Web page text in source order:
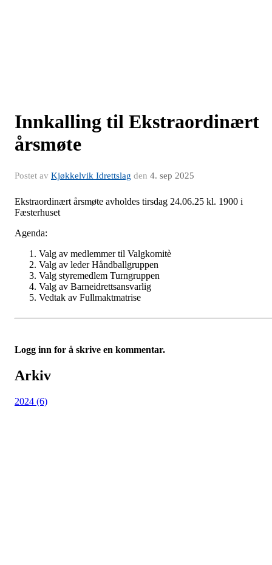
Innkalling til Ekstraordinært
årsmøte
Postet av Kjøkkelvik Idrettslag den 4. sep 2025
Ekstraordinært årsmøte avholdes tirsdag 24.06.25 kl. 1900 i
Fæsterhuset
Agenda:
Valg av medlemmer til Valgkomitè
Valg av leder Håndballgruppen
Valg styremedlem Turngruppen
Valg av Barneidrettsansvarlig
Vedtak av Fullmaktmatrise
Logg inn for å skrive en kommentar.
Arkiv
2024 (6)